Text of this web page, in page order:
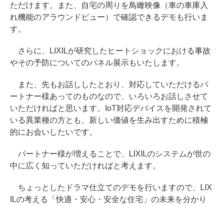
ただけます。また、自宅の周りを鳥瞰映像（車の車庫入
れ機能のアラウンドビュー）で確認できるデモも行いま
す。
さらに、LIXILが研究したヒートショックにおける事故
やその予防についてのパネル展示もいたします。
また、先もお話ししたとおり、対応していただけるパ
ートナー様あってのものなので、いろいろお話しさせて
いただければと思います。IoT対応デバイスを開発されて
いる異業種の方とも、新しい価値を生み出すために積極
的にお会いしたいです。
パートナー様が増えることで、LIXILのシステムが世の
中に広く知っていただければと考えます。
ちょっとしたドラマ仕立てのデモを行いますので、LIX
ILの考える「快適・安心・安全な住宅」の未来を分かり